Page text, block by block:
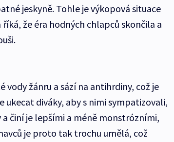
jeskyně. Tohle je výkopová situace
že éra hodných chlapců skončila a
žánru a sází na antihrdiny, což je
diváky, aby s nimi sympatizovali,
činí je lepšími a méně monstrózními,
je proto tak trochu umělá, což